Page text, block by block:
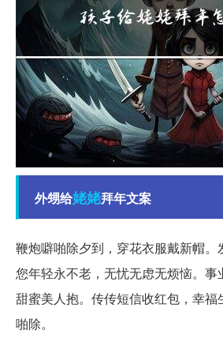
外甥给姥姥拜年文案
鞭炮噼啪除夕到，穿花衣服戴新帽
您年轻永不老，无忧无虑无烦恼。
甜蜜美人抱。传传短信收红包，幸
啪除。